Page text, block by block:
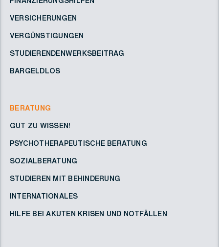
VERSICHERUNGEN
VERGÜNSTIGUNGEN
STUDIERENDENWERKSBEITRAG
BARGELDLOS
BERATUNG
GUT ZU WISSEN!
PSYCHOTHERAPEUTISCHE BERATUNG
SOZIALBERATUNG
STUDIEREN MIT BEHINDERUNG
INTERNATIONALES
HILFE BEI AKUTEN KRISEN UND NOTFÄLLEN